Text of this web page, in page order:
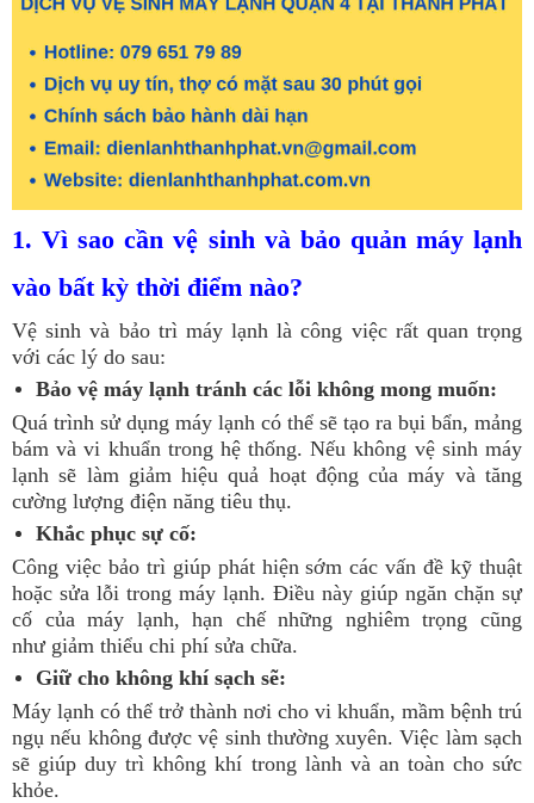
1. Vì sao cần vệ sinh và bảo quản máy lạnh
vào bất kỳ thời điểm nào?
Vệ sinh và bảo trì máy lạnh là công việc rất quan trọng
với các lý do sau:
Bảo vệ máy lạnh tránh các lỗi không mong muốn:
Quá trình sử dụng máy lạnh có thể sẽ tạo ra bụi bẩn, mảng
bám và vi khuẩn trong hệ thống. Nếu không vệ sinh máy
lạnh sẽ làm giảm hiệu quả hoạt động của máy và tăng
cường lượng điện năng tiêu thụ.
Khắc phục sự cố:
Công việc bảo trì giúp phát hiện sớm các vấn đề kỹ thuật
hoặc sửa lỗi trong máy lạnh. Điều này giúp ngăn chặn sự
cố của máy lạnh, hạn chế những nghiêm trọng cũng
như giảm thiểu chi phí sửa chữa.
Giữ cho không khí sạch sẽ:
Máy lạnh có thể trở thành nơi cho vi khuẩn, mầm bệnh trú
ngụ nếu không được vệ sinh thường xuyên. Việc làm sạch
sẽ giúp duy trì không khí trong lành và an toàn cho sức
khỏe.